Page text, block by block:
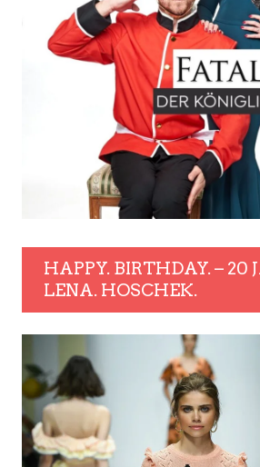
HAPPY. BIRTHDAY. – 20
LENA. HOSCHEK.